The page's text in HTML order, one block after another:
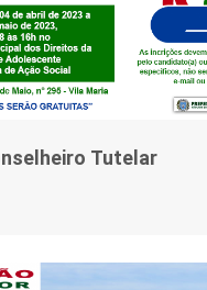
Tutelar